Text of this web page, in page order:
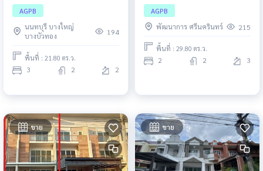
AGPB
นนทบุรี บางใหญ่
บางบัวทอง
194
พื้นที่ : 21.80 ตร.ว.
3 2 2
2 ทำเลดี เดินทางสะดวก ใกล้ห้าง
สรรพสินค้า บรรยากาศเงียบสงบ
เหมาะสำหรับพักอาศัยหรือทำโฮม
ออฟฟิศ
AGPB
พัฒนาการ ศรีนครินทร์
215
พื้นที่ : 29.80 ตร.ว.
2 2 3
ขาย ขาย